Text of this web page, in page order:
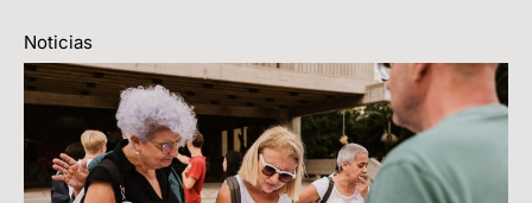
Noticias